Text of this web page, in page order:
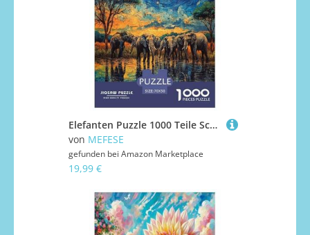
Elefanten Puzzle 1000 Teile Schwer Puzzle Spielzeug Pädagogisches Spiel Impossible Herausforderung Spielzeug Für Erwachsene Kinder 70x50cm/1000pcs
von MEFESE
gefunden bei Amazon Marketplace
19,99 €